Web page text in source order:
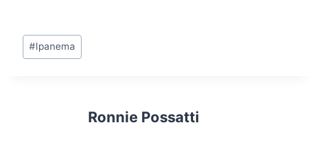
Tags
do
#Ipanema
Ronnie Possatti